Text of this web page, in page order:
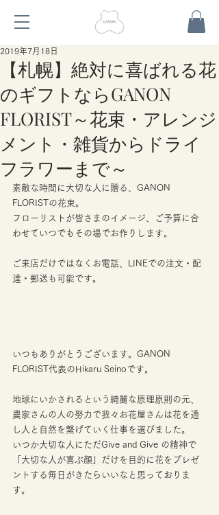
【札幌】絶対に喜ばれる花
のギフトならGANON
FLORIST～花束・アレンジ
メント・雑貨からドライ
フラワーまで～
2019年7月18日
素敵な時間に大切な人に贈る、GANON
FLORISTの花束。
フローリストが皆さまのイメージ、ご予算に合
わせていつでもその場でお作りします。
ご来店だけではなくお電話、LINEでの注文・配
達・郵送も可能です。
いつもありがとうございます。GANON
FLORIST代表のHikaru Seinoです。
地球にいかされるという綺麗な原理原則の元、
農家さんの人の努力で我々お花屋さんは花を通
し人と自然を繋げていく仕事を選びました。
いつか大切な人にただGive and Give の精神で
「大切な人が喜ぶ顔」だけを目的に花をプレゼ
ントする毎日がきたらいいなと思っておりま
す。